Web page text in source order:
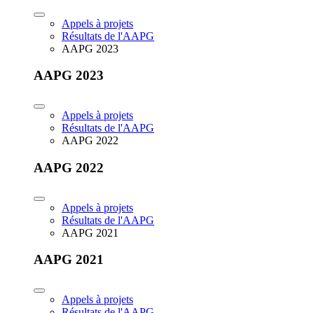
Appels à projets
Résultats de l'AAPG
AAPG 2023
AAPG 2023
Appels à projets
Résultats de l'AAPG
AAPG 2022
AAPG 2022
Appels à projets
Résultats de l'AAPG
AAPG 2021
AAPG 2021
Appels à projets